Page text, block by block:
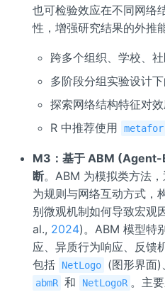
也可检验效应在不同网络
性，增强研究结果的外推
跨多个组织、学校、
多阶段分组实验设计
探索网络结构特征对
R 中推荐使用
metafor
M3：基于 ABM
断。ABM 为模拟类方法
为规则与网络互动方式，
别微观机制如何导致宏观
al., 2024)。ABM 模型特
应、异质行为响应、反馈
包括
NetLogo (图形界面
abmR 和 NetLogoR 。主